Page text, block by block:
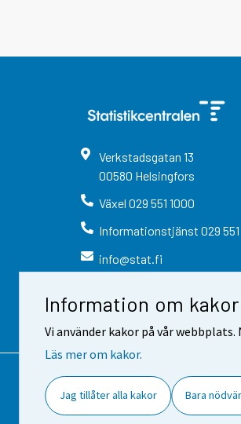
Information om
Vi använder kakor på vår
Läs mer om kakor.
Jag tillåter alla kakor Bara
Verkstadsgatan 13
00580 Helsingfors
Växel 029 551 1000
Informationstjänst 029
info@stat.fi